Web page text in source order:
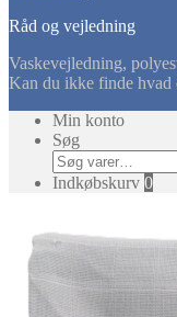
Råd og vejledning
Vaskevejledning,
Kan du ikke finde hvad
Min konto
Søg
Søg
efter:
Indkøbskurv 0